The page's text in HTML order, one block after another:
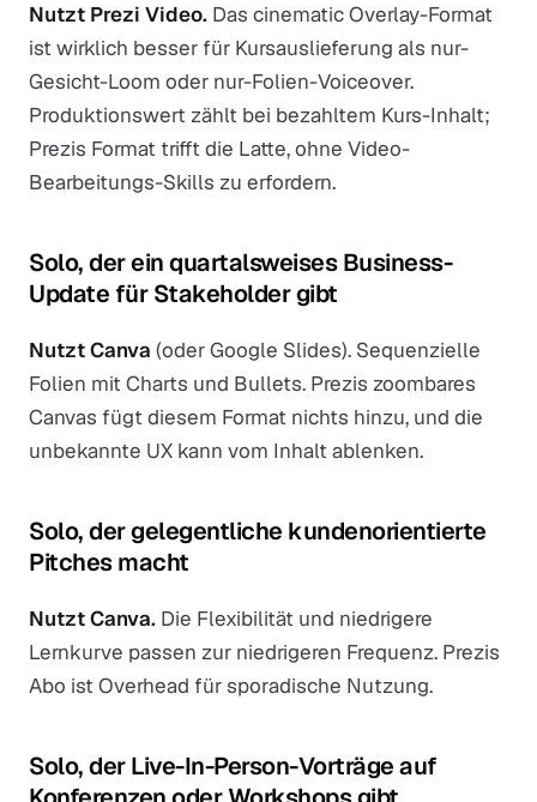
Nutzt Prezi Video. Das cinematic Overlay-Format
ist wirklich besser für Kursauslieferung als nur-
Gesicht-Loom oder nur-Folien-Voiceover.
Produktionswert zählt bei bezahltem Kurs-Inhalt;
Prezis Format trifft die Latte, ohne Video-
Bearbeitungs-Skills zu erfordern.
Solo, der ein quartalsweises Business-
Update für Stakeholder gibt
Nutzt Canva (oder Google Slides). Sequenzielle
Folien mit Charts und Bullets. Prezis zoombares
Canvas fügt diesem Format nichts hinzu, und die
unbekannte UX kann vom Inhalt ablenken.
Solo, der gelegentliche kundenorientierte
Pitches macht
Nutzt Canva. Die Flexibilität und niedrigere
Lernkurve passen zur niedrigeren Frequenz. Prezis
Abo ist Overhead für sporadische Nutzung.
Solo, der Live-In-Person-Vorträge auf